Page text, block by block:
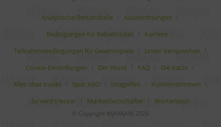
Analytische Bestandteile
Auszeichnungen
Bedingungen für Rabattcodes
Karriere
Teilnahmebedingungen für Gewinnspiele
Unser Versprechen
Cookie-Einstellungen
Der Hund FAQ
Die Katze
Alles über Insekt
Spar ABO Imagefilm
Kundenstimmen
So wird's lecker
Markenbotschafter Wörterbuch
© Copyright MjAMjAM 2026